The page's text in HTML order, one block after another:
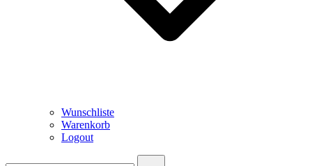
Wunschliste
Warenkorb
Logout